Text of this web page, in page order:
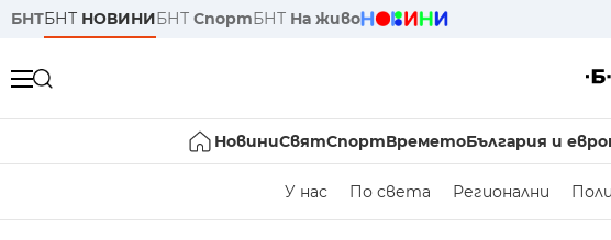
БНТБНТ НОВИНИБНТ СпортБНТ На живо
НовиниСвятСпортВреметоБългария и
У нас По света Регионални